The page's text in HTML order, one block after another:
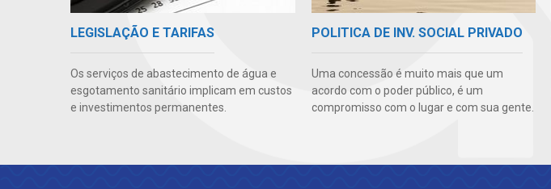
LEGISLAÇÃO E TARIFAS
Os serviços de abastecimento de água e
esgotamento sanitário implicam em custos
e investimentos permanentes.
POLITICA DE INV. SOCIAL PRIVADO
Uma concessão é muito mais que um
acordo com o poder público, é um
compromisso com o lugar e com sua gente.